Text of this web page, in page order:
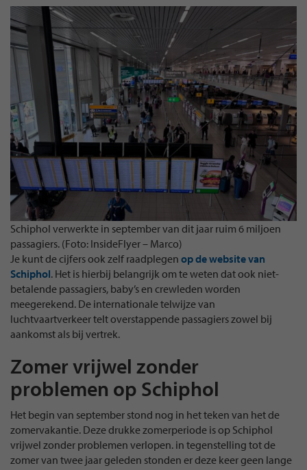
Schiphol verwerkte in september van dit jaar ruim 6 miljoen
passagiers. (Foto: InsideFlyer – Marco)
Je kunt de cijfers ook zelf raadplegen op de website van
Schiphol. Het is hierbij belangrijk om te weten dat ook niet-
betalende passagiers, baby’s en crewleden worden
meegerekend. De internationale telwijze van
luchtvaartverkeer telt overstappende passagiers zowel bij
aankomst als bij vertrek.
Zomer vrijwel zonder
problemen op Schiphol
Het begin van september stond nog in het teken van het de
zomervakantie. Deze drukke zomerperiode is op Schiphol
vrijwel zonder problemen verlopen. in tegenstelling tot de
zomer van twee jaar geleden stonden er deze keer geen lange